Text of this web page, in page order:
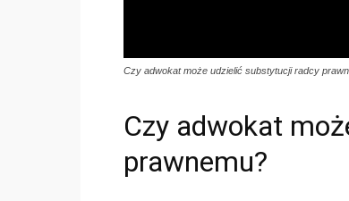
Czy adwokat może udzielić substytucji radcy
Czy adwokat
prawnemu?